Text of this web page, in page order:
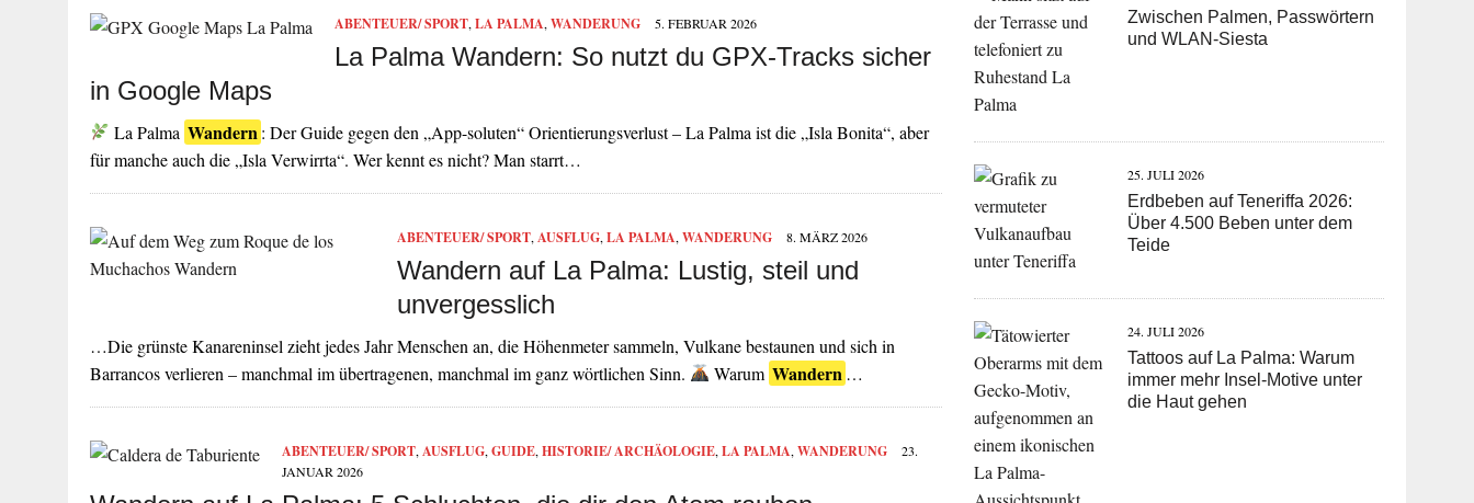
ABENTEUER/ SPORT, LA PALMA, WANDERUNG 5. FEBRUAR 2026
La Palma Wandern: So nutzt du GPX-Tracks sicher
in Google Maps
La Palma Wandern: Der Guide gegen den „App-soluten“ Orientierungsverlust – La Palma ist die „Isla Bonita“, aber
für manche auch die „Isla Verwirrta“. Wer kennt es nicht? Man starrt…
ABENTEUER/ SPORT, AUSFLUG, LA PALMA, WANDERUNG 8. MÄRZ 2026
Wandern auf La Palma: Lustig, steil und
unvergesslich
…Die grünste Kanareninsel zieht jedes Jahr Menschen an, die Höhenmeter sammeln, Vulkane bestaunen und sich in
Barrancos verlieren – manchmal im übertragenen, manchmal im ganz wörtlichen Sinn.
Warum Wandern …
ABENTEUER/ SPORT, AUSFLUG, GUIDE, HISTORIE/ ARCHÄOLOGIE, LA PALMA, WANDERUNG
23.
JANUAR 2026
Zwischen Palmen, Passwörtern
und WLAN-Siesta
25. JULI 2026
Erdbeben auf Teneriffa 2026:
Über 4.500 Beben unter dem
Teide
24. JULI 2026
Tattoos auf La Palma: Warum
immer mehr Insel-Motive unter
die Haut gehen